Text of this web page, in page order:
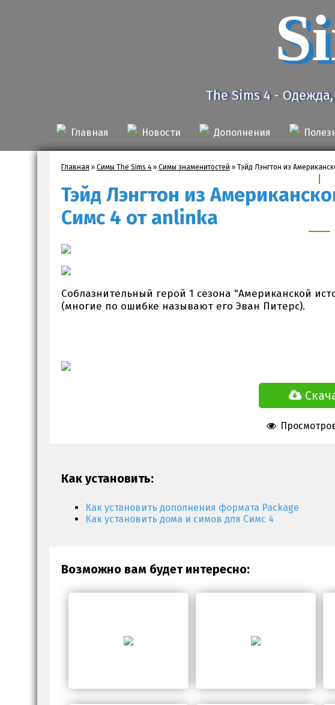
The Sims 4 -
Главная Новости Дополнения
Главная » Симы The Sims 4 » Симы знаменитостей » Тэйд Лэнгтон из
Тэйд Лэнгтон из
Симс 4 от anlinka
Соблазнительный герой 1 сезона "Американской
(многие по ошибке называют его Эван Питерс).
Как установить:
Как установить дополнения формата Package
Как установить дома и симов для Симс 4
Возможно вам будет интересно: